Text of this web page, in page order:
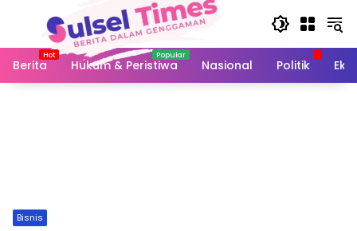
Berita
Hukum & Peristiwa Nasional Politik
Bisnis